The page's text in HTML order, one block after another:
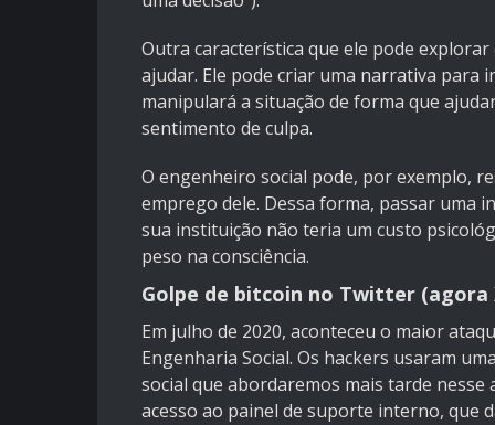
Outra característica que ele pode
ajudar. Ele pode criar uma narrativa para
manipulará a situação de forma que
sentimento de culpa.
O engenheiro social pode, por exemplo,
emprego dele. Dessa forma, passar uma
sua instituição não teria um custo
peso na consciência.
Golpe de bitcoin no Twitter (agora
Em julho de 2020, aconteceu o maior
Engenharia Social. Os hackers usaram
social que abordaremos mais tarde
acesso ao painel de suporte interno, que